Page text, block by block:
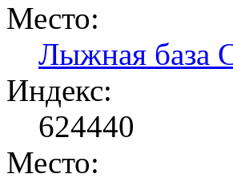
Место:
Лыжная
Индекс:
624440
Место: